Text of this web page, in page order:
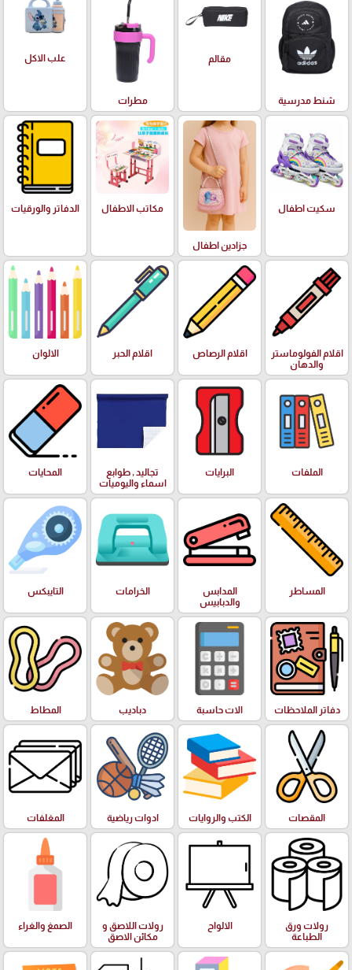
شنط مدرسية
مقالم
مطرات
علب الاكل
سكيت اطفال
جزادين اطفال
مكاتب الاطفال الدفاتر والورقيات
اقلام الفولوماستر
والدهان
اقلام الرصاص اقلام الحبر الالوان
الملفات البرايات
تجاليد , طوابع
اسماء واليوميات
المحايات
المساطر
المدابس
والدبابيس
الخرامات التايبكس
دفاتر الملاحظات الات حاسبة دباديب المطاط
المقصات الكتب والروايات ادوات رياضية المغلفات
رولات ورق
الطباعة
الالواح
رولات اللاصق و
مكائن الاصق
الصمغ والغراء